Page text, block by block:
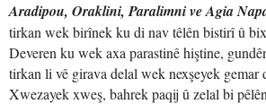
Aradipou, Oraklini, Paralimni ve Agia
tirkan wek birînek ku di nav têlên bistirî û
Deveren ku wek axa parastinê hiştine,
tirkan li vê girava delal wek nexşeyek gemar
Xwezayek xweş, bahrek paqij û zelal bi